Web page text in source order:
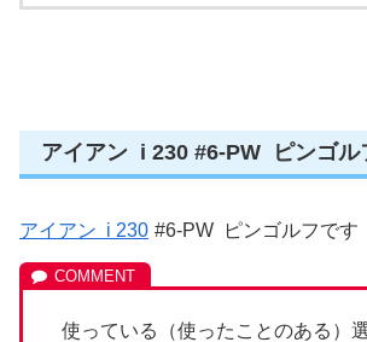
アイアン i 230 #6-PW ピンゴル
アイアン i 230 #6-PW ピンゴルフです
使っている（使ったことのある